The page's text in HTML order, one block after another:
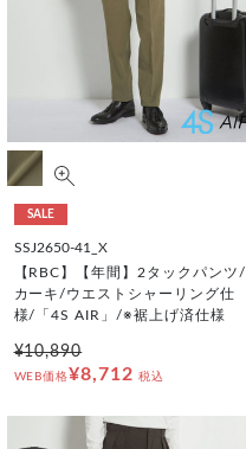
SALE
SSJ2650-41_X
【RBC】【年間】2タックパンツ/
カーキ/ウエストシャーリング仕
様/「4S AIR」/※裾上げ済仕様
¥10,890
WEB価格¥8,712 税込